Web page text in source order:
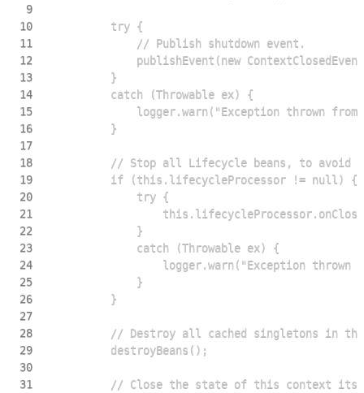
9
10
11
12
13
14
15
16
17
18
19
20
21
22
23
24
25
26
27
28
29
30
31